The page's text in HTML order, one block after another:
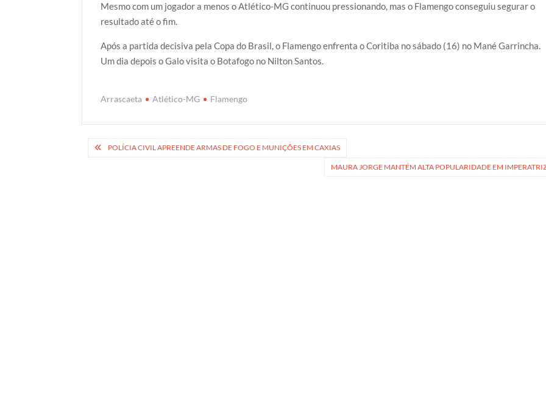
Mesmo com um jogador a menos o Atlético-MG continuou pressionando, mas o Flamengo conseguiu segurar o
resultado até o fim.
Após a partida decisiva pela Copa do Brasil, o Flamengo enfrenta o Coritiba no sábado (16) no Mané Garrincha.
Um dia depois o Galo visita o Botafogo no Nilton Santos.
Arrascaeta Atlético-MG Flamengo
Navegação
POLÍCIA CIVIL APREENDE ARMAS DE FOGO E MUNIÇÕES EM CAXIAS
MAURA JORGE MANTÉM ALTA POPULARIDADE EM